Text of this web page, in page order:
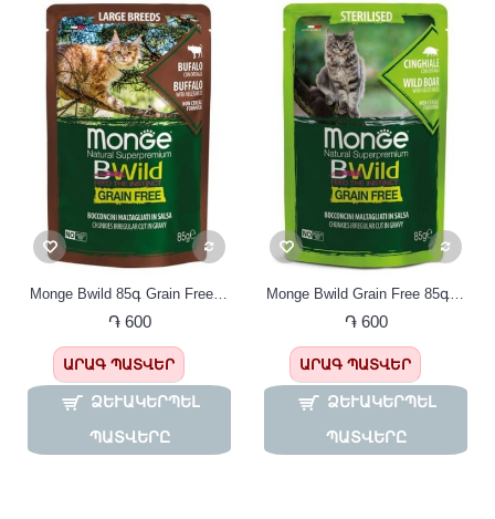
Monge Bwild 85գ Grain Free Պաուչ կատուների համար բիզոնի մսով
֏ 600
ԱՐԱԳ ՊԱՏՎԵՐ
ՁԵՒԱԿԵՐՊԵԼ Պ
ԱՏՎԵՐԸ
Monge Bwild Grain Free 85գ Պաուչ ստերիլիզացված կատուների համար վայրի վարազի մսով
֏ 600
ԱՐԱԳ ՊԱՏՎԵՐ
ՁԵՒԱԿԵՐՊԵԼ Պ
ԱՏՎԵՐԸ